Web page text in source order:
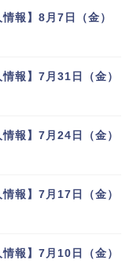
報】8月7日（金）
報】7月31日（金）
報】7月24日（金）
報】7月17日（金）
報】7月10日（金）